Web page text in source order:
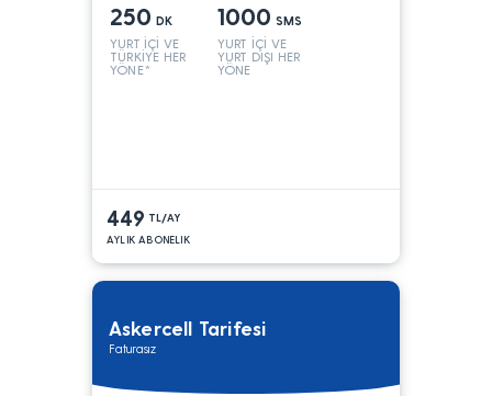
250 DK
YURT İÇİ VE
TÜRKİYE HER
YÖNE*
1000 SMS
YURT İÇİ VE
YURT DIŞI HER
YÖNE
449 TL/AY
AYLIK ABONELIK
Askercell Tarifesi
Faturasız